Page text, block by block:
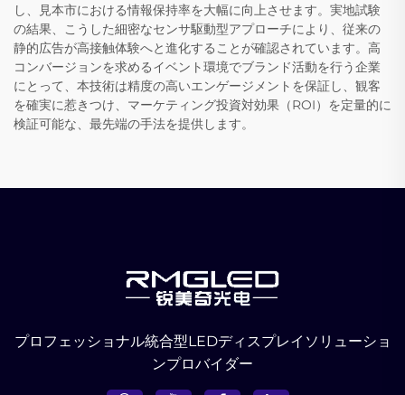
し、見本市における情報保持率を大幅に向上させます。実地試験
の結果、こうした細密なセンサ駆動型アプローチにより、従来の
静的広告が高接触体験へと進化することが確認されています。高
コンバージョンを求めるイベント環境でブランド活動を行う企業
にとって、本技術は精度の高いエンゲージメントを保証し、観客
を確実に惹きつけ、マーケティング投資対効果（ROI）を定量的に
検証可能な、最先端の手法を提供します。
プロフェッショナル統合型LEDディスプレイソリューショ
ンプロバイダー